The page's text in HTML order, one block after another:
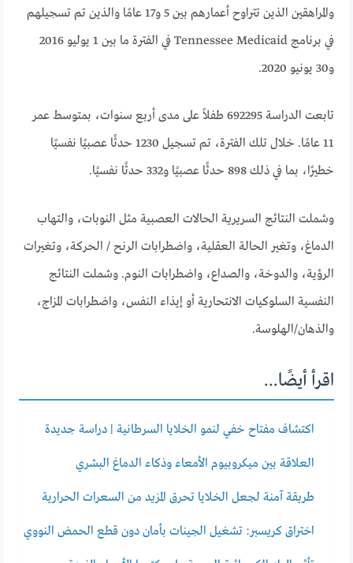
والمراهقين الذين تتراوح أعمارهم بين 5 و17 عامًا والذين تم تسجيلهم
في برنامج Tennessee Medicaid في الفترة ما بين 1 يوليو 2016
و30 يونيو 2020.
تابعت الدراسة 692295 طفلاً على مدى أربع سنوات، بمتوسط ​​عمر
11 عامًا. خلال تلك الفترة، تم تسجيل 1230 حدثًا عصبيًا نفسيًا
خطيرًا، بما في ذلك 898 حدثًا عصبيًا و332 حدثًا نفسيًا.
وشملت النتائج السريرية الحالات العصبية مثل النوبات، والتهاب
الدماغ، وتغير الحالة العقلية، واضطرابات الرنح / الحركة، وتغيرات
الرؤية، والدوخة، والصداع، واضطرابات النوم. وشملت النتائج
النفسية السلوكيات الانتحارية أو إيذاء النفس، واضطرابات المزاج،
والذهان/الهلوسة.
اقرأ أيضًا...
اكتشاف مفتاح خفي لنمو الخلايا السرطانية | دراسة جديدة
العلاقة بين ميكروبيوم الأمعاء وذكاء الدماغ البشري
طريقة آمنة لجعل الخلايا تحرق المزيد من السعرات الحرارية
اختراق كريسبر: تشغيل الجينات بأمان دون قطع الحمض النووي